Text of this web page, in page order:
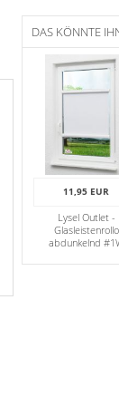
DAS KÖNNTE
11,95 EUR
Lysel Outlet -
Glasleistenrollo
abdunkelnd